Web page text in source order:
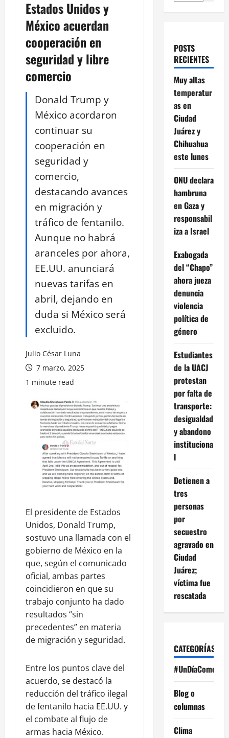
Estados Unidos y
México acuerdan
cooperación en
seguridad y libre
comercio
Donald Trump y
México acordaron
continuar su
cooperación en
seguridad y
comercio,
destacando avances
en migración y
tráfico de fentanilo.
Aunque no habrá
aranceles por ahora,
EE.UU. anunciará
nuevas tarifas en
abril, dejando en
duda si México será
excluido.
Julio César Luna
7 marzo, 2025
1 minute read
El presidente de Estados
Unidos, Donald Trump,
sostuvo una llamada con el
gobierno de México en la
que, según el comunicado
oficial, ambas partes
coincidieron en que su
trabajo conjunto ha dado
resultados “sin
precedentes” en materia
de migración y seguridad.
Entre los puntos clave del
acuerdo, se destacó la
reducción del tráfico ilegal
de fentanilo hacia EE.UU. y
el combate al flujo de
armas hacia México.
POSTS
RECIENTES
Muy altas
temperatur
as en
Ciudad
Juárez y
Chihuahua
este lunes
ONU declara
hambruna
en Gaza y
responsabil
iza a Israel
Exabogada
del “Chapo”
ahora jueza
denuncia
violencia
política de
género
Estudiantes
de la UACJ
protestan
por falta de
transporte:
desigualdad
y abandono
instituciona
l
Detienen a
tres
personas
por
secuestro
agravado en
Ciudad
Juárez;
víctima fue
rescatada
CATEGORÍAS
#UnDíaComoHoy
Blog o
columnas
Clima